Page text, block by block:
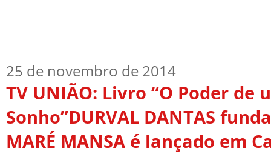
25 de novembro de 2014
TV UNIÃO: Livro “O Poder de
Sonho”DURVAL DANTAS
MARÉ MANSA é lançado em